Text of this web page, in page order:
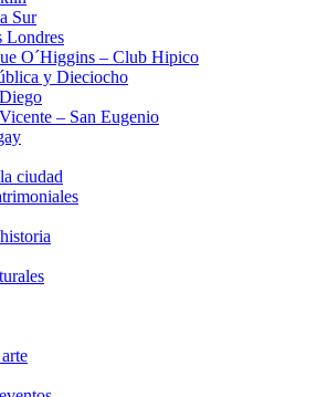
Sur
Londres
O´Higgins – Club Hipico
y Dieciocho
– San Eugenio
ciudad